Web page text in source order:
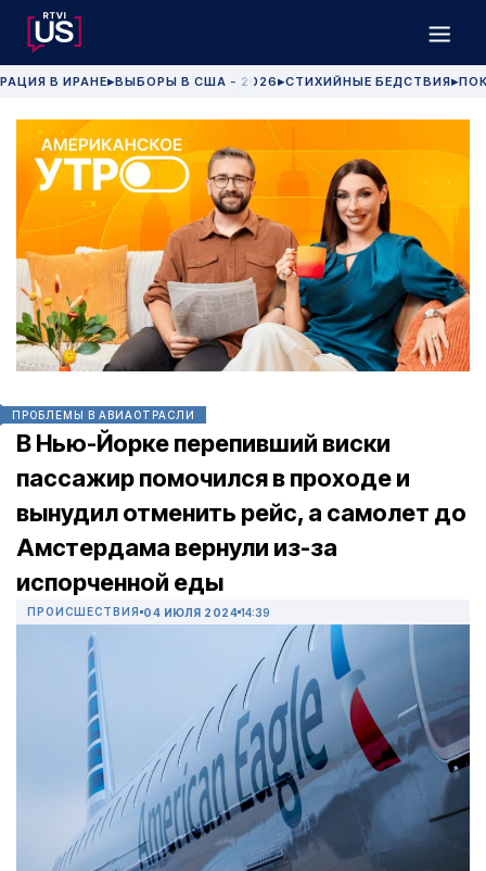
В ИРАНЕ▶ВЫБОРЫ В США - 2026 ▶СТИХИЙНЫЕ БЕДСТВИЯ▶
ПРОБЛЕМЫ В АВИАОТРАСЛИ
В Нью-Йорке перепивший виски
пассажир помочился в проходе и
вынудил отменить рейс, а самолет до
Амстердама вернули из-за
испорченной еды
ПРОИСШЕСТВИЯ 04 ИЮЛЯ 2024 14:39